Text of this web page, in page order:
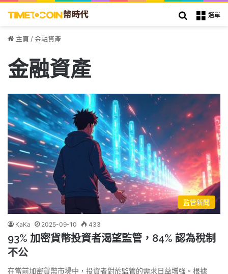
選單
搜索
主頁 /金融資產
金融資產
監管新聞
KaKa 2025-09-10 433
93% 加密貨幣投資者渴望監管，84% 認為稅制
不公
在當前加密貨幣市場中，投資者對於監管的需求日益增強。根據